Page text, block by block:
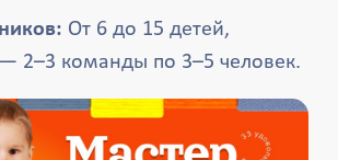
От 6 до 15 детей,
2–3 команды по 3–5 человек.